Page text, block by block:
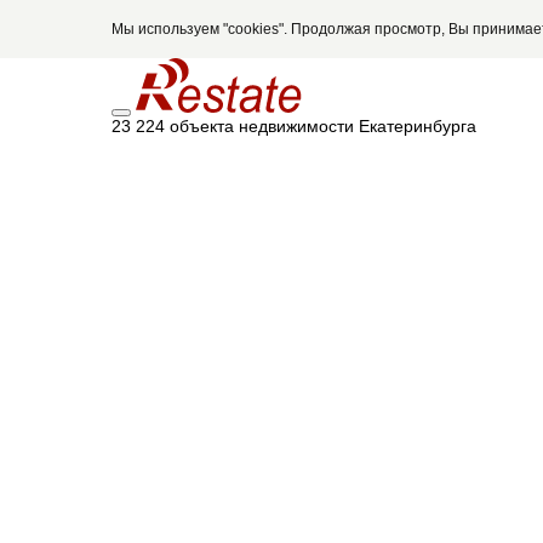
Мы используем "cookies". Продолжая просмотр, Вы
23 224 объекта недвижимости Екатеринбурга